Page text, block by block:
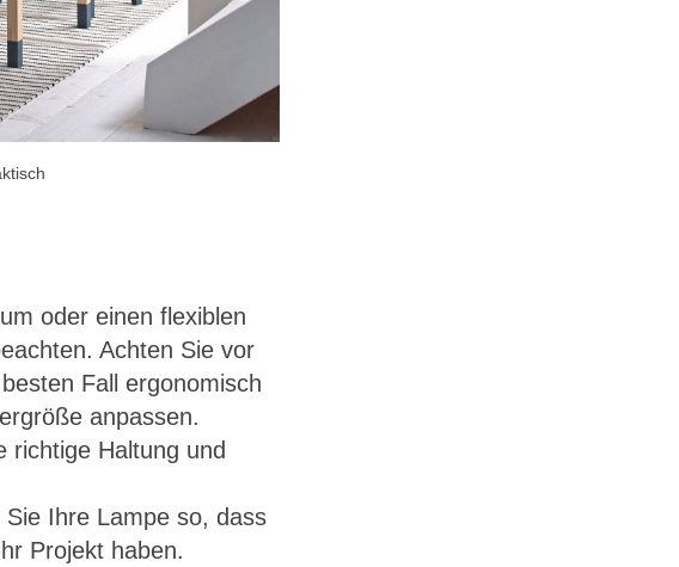
oder einen flexiblen
Achten Sie vor
Fall ergonomisch
anpassen.
richtige Haltung und
Ihre Lampe so, dass
Projekt haben.